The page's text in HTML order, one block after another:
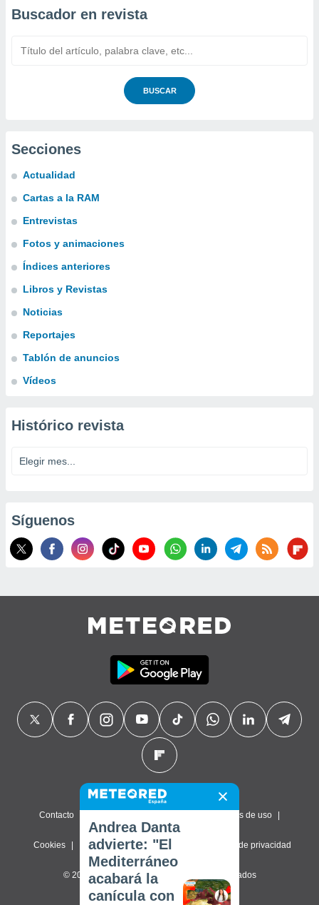
Buscador en revista
BUSCAR
Secciones
Actualidad
Cartas a la RAM
Entrevistas
Fotos y animaciones
Índices anteriores
Libros y Revistas
Noticias
Reportajes
Tablón de anuncios
Vídeos
Histórico revista
Síguenos
Contacto Términos de uso
Cookies Política de privacidad Configuración de privacidad
© 2026 Meteored. Todos los derechos reservados
Andrea Danta
advierte: "El
Mediterráneo
acabará la
canícula con